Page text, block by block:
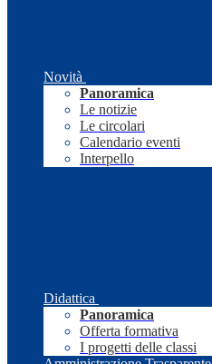
Novità
Panoramica
Le notizie
Le circolari
Calendario eventi
Interpello
Didattica
Panoramica
Offerta formativa
I progetti delle classi